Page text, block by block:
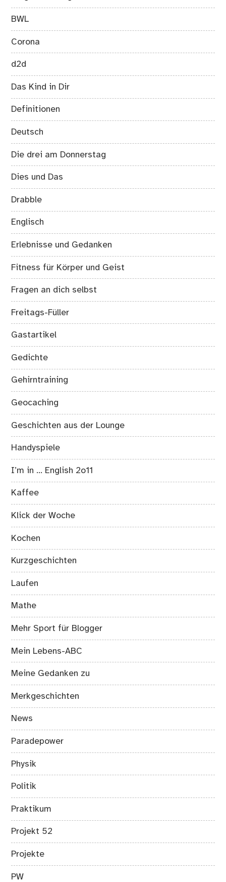
BWL
Corona
d2d
Das Kind in Dir
Definitionen
Deutsch
Die drei am Donnerstag
Dies und Das
Drabble
Englisch
Erlebnisse und Gedanken
Fitness für Körper und Geist
Fragen an dich selbst
Freitags-Füller
Gastartikel
Gedichte
Gehirntraining
Geocaching
Geschichten aus der Lounge
Handyspiele
I’m in … English 2o11
Kaffee
Klick der Woche
Kochen
Kurzgeschichten
Laufen
Mathe
Mehr Sport für Blogger
Mein Lebens-ABC
Meine Gedanken zu
Merkgeschichten
News
Paradepower
Physik
Politik
Praktikum
Projekt 52
Projekte
PW